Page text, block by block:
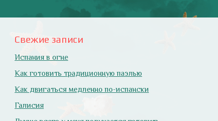
Свежие записи
Испания в огне
Как готовить традиционную паэлью
Как двигаться медленно по-испански
Галисия